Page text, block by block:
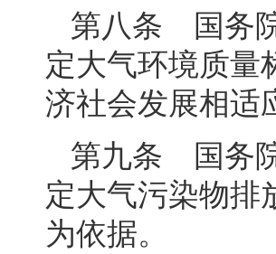
第八条 国务
定大气环境质量
济社会发展相适
第九条 国务
定大气污染物排
为依据。